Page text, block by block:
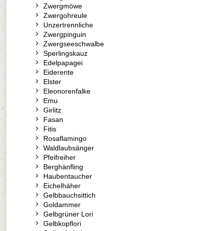
Zwergmöwe
Zwergohreule
Unzertrennliche
Zwergpinguin
Zwergseeschwalbe
Sperlingskauz
Edelpapagei
Eiderente
Elster
Eleonorenfalke
Emu
Girlitz
Fasan
Fitis
Rosaflamingo
Waldlaubsänger
Pfeifreiher
Berghänfling
Haubentaucher
Eichelhäher
Gelbbauchsittich
Goldammer
Gelbgrüner Lori
Gelbkopflori